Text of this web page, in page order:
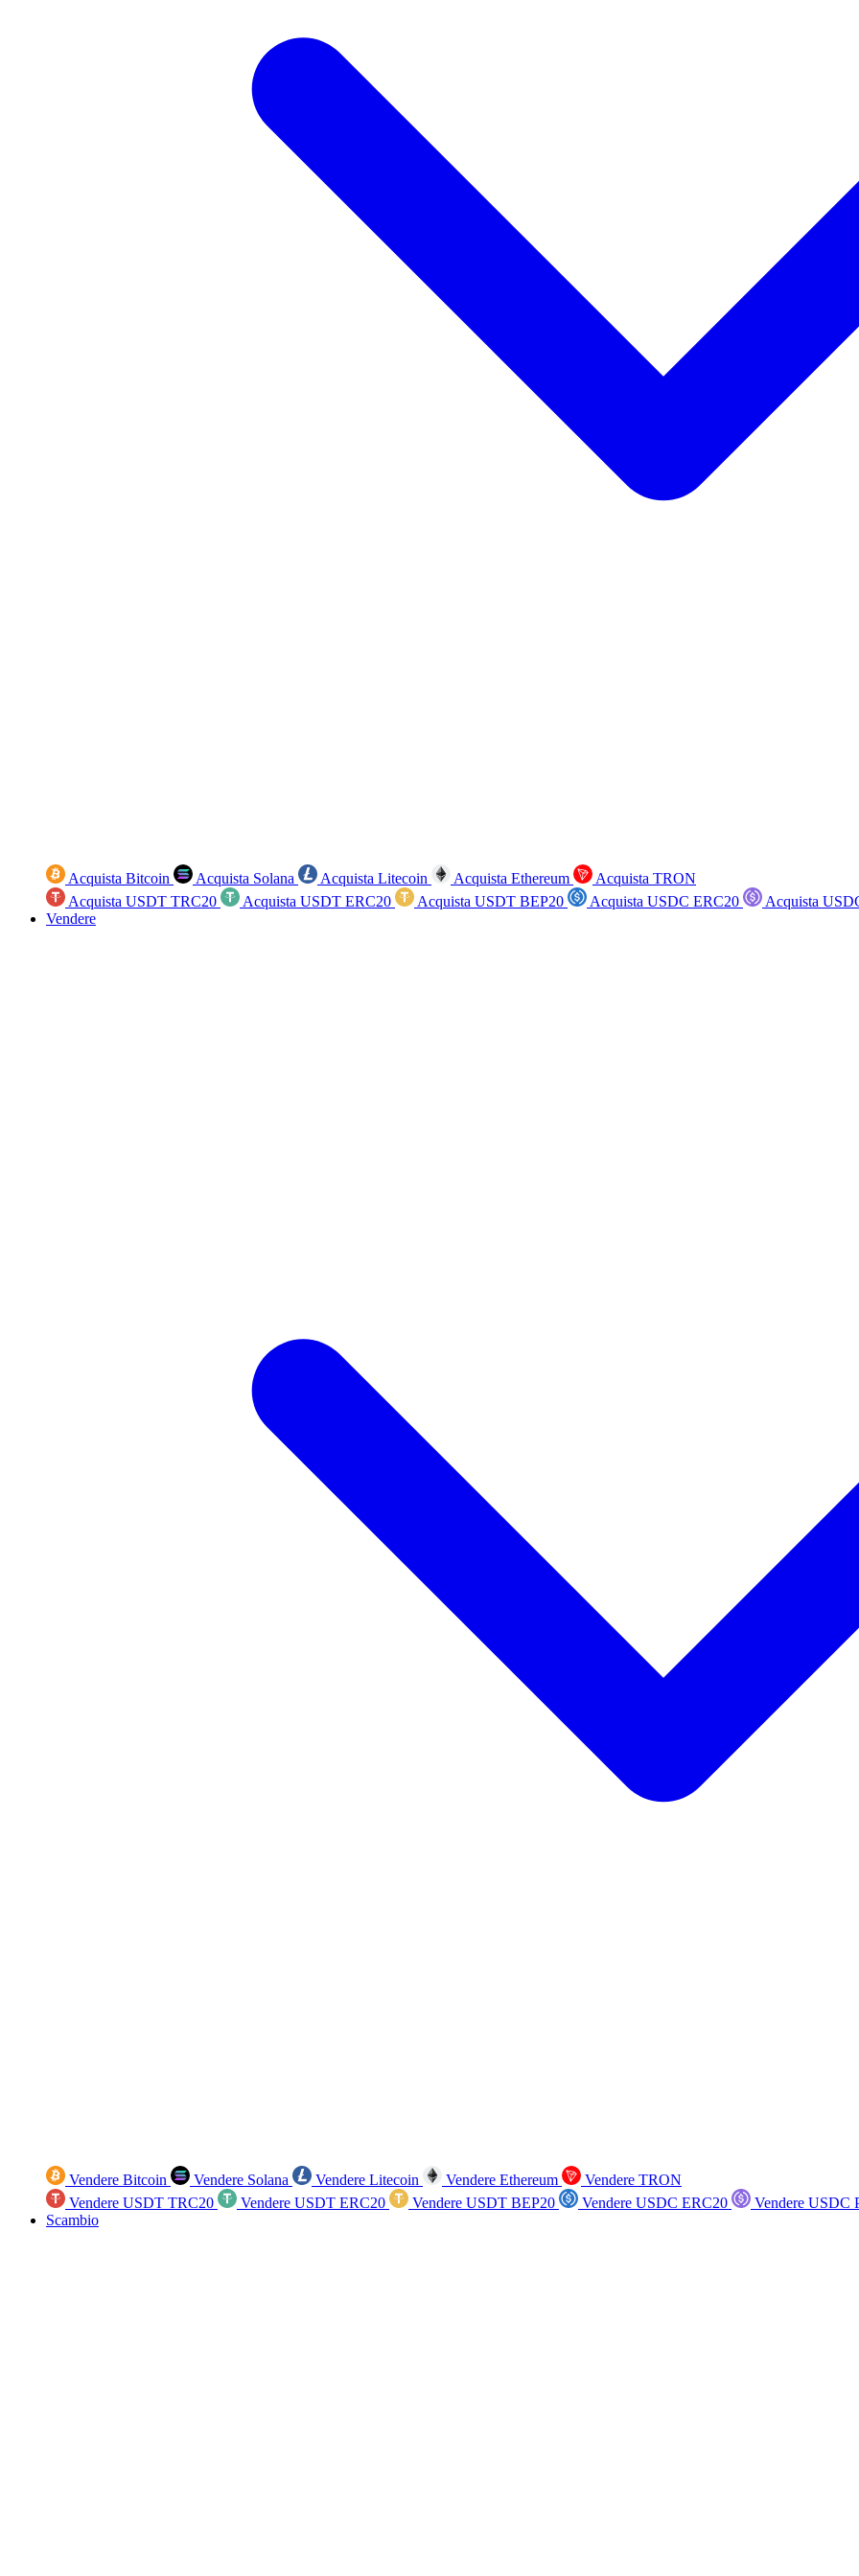
Acquista Bitcoin Acquista Solana Acquista Litecoin Acquista Ethereum
Acquista TRON
Acquista USDT TRC20
Acquista USDT ERC20 Acquista USDT BEP20 Acquista USDC ERC20
Acquista
Vendere
Vendere Bitcoin Vendere Solana Vendere Litecoin Vendere Ethereum
Vendere TRON
Vendere USDT TRC20
Vendere USDT ERC20 Vendere USDT BEP20 Vendere USDC ERC20
Vendere USDC
Scambio